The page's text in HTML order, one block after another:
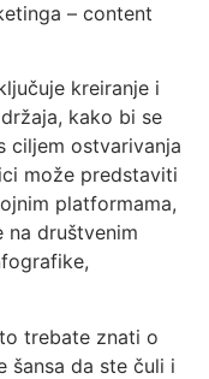
– content
kreiranje i
kako bi se
ciljem ostvarivanja
može predstaviti
platformama,
na društvenim
trebate znati o
šansa da ste čuli i